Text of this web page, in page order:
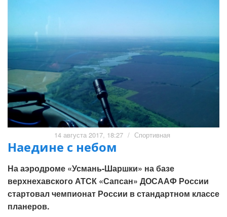
14 августа 2017, 18:27 / Спортивная
Наедине с небом
На аэродроме «Усмань-Шаршки» на базе
верхнехавского АТСК «Сапсан» ДОСААФ России
стартовал чемпионат России в стандартном классе
планеров.